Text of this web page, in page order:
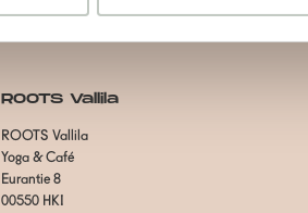
ROOTS Vallila
ROOTS Vallila
Yoga & Café
Eurantie 8
00550 HKI